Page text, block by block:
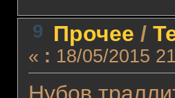
9 Прочее /
« : 18/05/2015
Нубов